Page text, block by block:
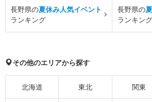
長野県の夏休み人気イベント
ランキング
長野県の
ランキング
その他のエリアから探す
北海道 東北 関東